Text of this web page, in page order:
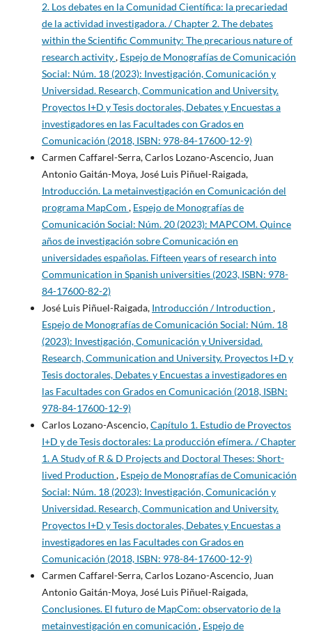
2. Los debates en la Comunidad Científica: la precariedad
de la actividad investigadora. / Chapter 2. The debates
within the Scientific Community: The precarious nature of
research activity, Espejo de Monografías de Comunicación
Social: Núm. 18 (2023): Investigación, Comunicación y
Universidad. Research, Communication and University.
Proyectos I+D y Tesis doctorales, Debates y Encuestas a
investigadores en las Facultades con Grados en
Comunicación (2018, ISBN: 978-84-17600-12-9)
Carmen Caffarel-Serra, Carlos Lozano-Ascencio, Juan
Antonio Gaitán-Moya, José Luis Piñuel-Raigada,
Introducción. La metainvestigación en Comunicación del
programa MapCom , Espejo de Monografías de
Comunicación Social: Núm. 20 (2023): MAPCOM. Quince
años de investigación sobre Comunicación en
universidades españolas. Fifteen years of research into
Communication in Spanish universities (2023, ISBN: 978-
84-17600-82-2)
José Luis Piñuel-Raigada, Introducción / Introduction ,
Espejo de Monografías de Comunicación Social: Núm. 18
(2023): Investigación, Comunicación y Universidad.
Research, Communication and University. Proyectos I+D y
Tesis doctorales, Debates y Encuestas a investigadores en
las Facultades con Grados en Comunicación (2018, ISBN:
978-84-17600-12-9)
Carlos Lozano-Ascencio,Capítulo 1. Estudio de Proyectos
I+D y de Tesis doctorales: La producción efímera. / Chapter
1. A Study of R & D Projects and Doctoral Theses: Short-
lived Production , Espejo de Monografías de Comunicación
Social: Núm. 18 (2023): Investigación, Comunicación y
Universidad. Research, Communication and University.
Proyectos I+D y Tesis doctorales, Debates y Encuestas a
investigadores en las Facultades con Grados en
Comunicación (2018, ISBN: 978-84-17600-12-9)
Carmen Caffarel-Serra, Carlos Lozano-Ascencio, Juan
Antonio Gaitán-Moya, José Luis Piñuel-Raigada,
Conclusiones. El futuro de MapCom: observatorio de la
metainvestigación en comunicación , Espejo de